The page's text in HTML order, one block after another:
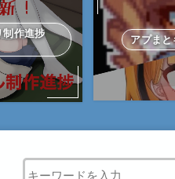
制作進捗
アプまと
When autocomplete